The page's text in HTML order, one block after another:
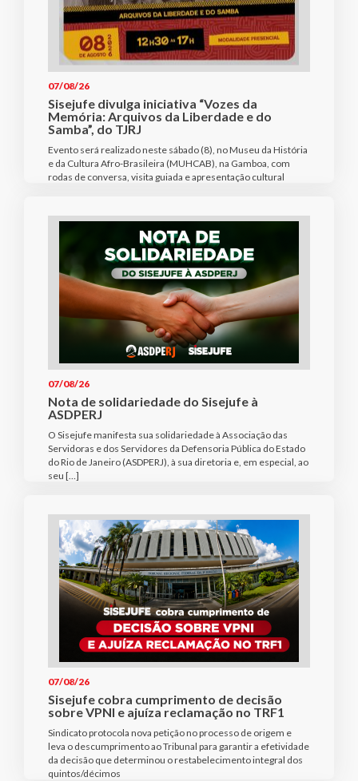
07/08/26
Sisejufe divulga iniciativa “Vozes da
Memória: Arquivos da Liberdade e do
Samba”, do TJRJ
Evento será realizado neste sábado (8), no Museu da História
e da Cultura Afro-Brasileira (MUHCAB), na Gamboa, com
rodas de conversa, visita guiada e apresentação cultural
07/08/26
Nota de solidariedade do Sisejufe à
ASDPERJ
O Sisejufe manifesta sua solidariedade à Associação das
Servidoras e dos Servidores da Defensoria Pública do Estado
do Rio de Janeiro (ASDPERJ), à sua diretoria e, em especial, ao
seu […]
07/08/26
Sisejufe cobra cumprimento de decisão
sobre VPNI e ajuíza reclamação no TRF1
Sindicato protocola nova petição no processo de origem e
leva o descumprimento ao Tribunal para garantir a efetividade
da decisão que determinou o restabelecimento integral dos
quintos/décimos